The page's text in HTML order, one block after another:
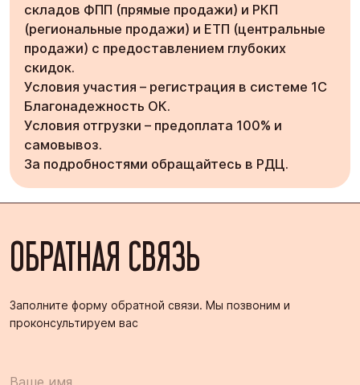
складов ФПП (прямые продажи) и РКП
(региональные продажи) и ЕТП (центральные
продажи) с предоставлением глубоких
скидок.
Условия участия – регистрация в системе 1С
Благонадежность ОК.
Условия отгрузки – предоплата 100% и
самовывоз.
За подробностями обращайтесь в РДЦ.
ОБРАТНАЯ СВЯЗЬ
Заполните форму обратной связи. Мы позвоним и
проконсультируем вас